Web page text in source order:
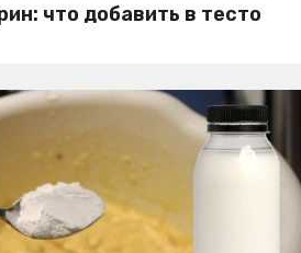
что добавить в тесто